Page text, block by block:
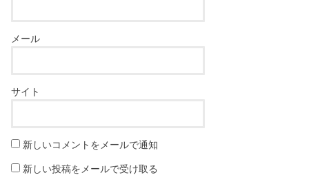
メール
サイト
新しいコメントをメールで通知
新しい投稿をメールで受け取る